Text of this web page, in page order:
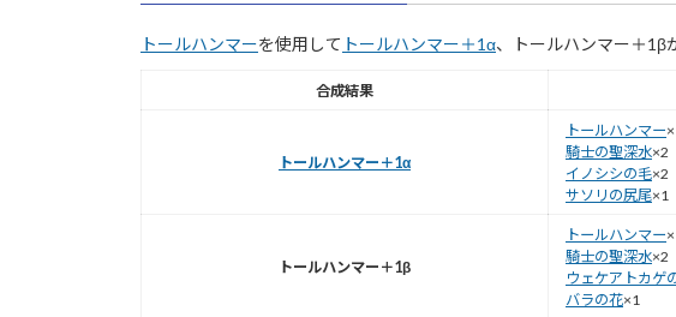
トールハンマーを使用して トールハンマー＋1α、トールハンマー＋1β
合成結果
トールハンマー＋1α
トールハンマー
騎士の聖深水×2
イノシシの毛×2
サソリの尻尾×1
トールハンマー＋1β
トールハンマー
騎士の聖深水×2
ウェケアトカゲ
バラの花×1